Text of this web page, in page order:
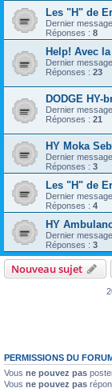
Les "H" de
Dernier
Réponses : 8
Help! Avec
Dernier
Réponses : 23
DODGE HY-
Dernier
Réponses : 21
HY Moka Seb
Dernier
Réponses : 3
Les "H" de
Dernier
Réponses : 4
HY
Dernier
Réponses : 3
Nouveau sujet
PERMISSIONS DU
Vous ne pouvez pas
Vous ne pouvez pas